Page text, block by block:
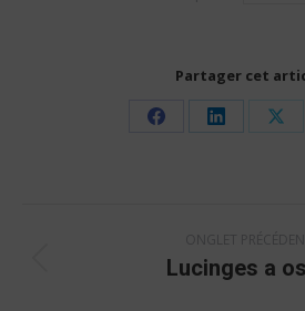
Partager cet
Share
Share
commentaire
Onglet
Lucinges a